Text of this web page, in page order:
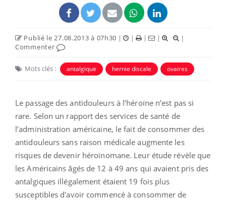
Publié le 27.08.2013 à 07h30 | | | |
|
Commenter
Mots clés : antalgique hernie discale ovaires
Le passage des antidouleurs à l’héroïne n’est pas si
rare. Selon un rapport des services de santé de
l’administration américaine, le fait de consommer des
antidouleurs sans raison médicale augmente les
risques de devenir héroïnomane. Leur étude révèle que
les Américains âgés de 12 à 49 ans qui avaient pris des
antalgiques illégalement étaient 19 fois plus
susceptibles d'avoir commencé à consommer de